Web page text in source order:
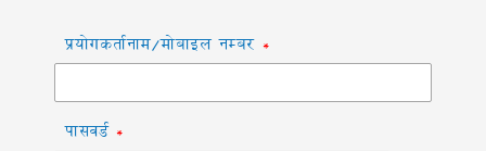
प्रयोगकर्तानाम/मोबाइल नम्बर*
पासवर्ड*